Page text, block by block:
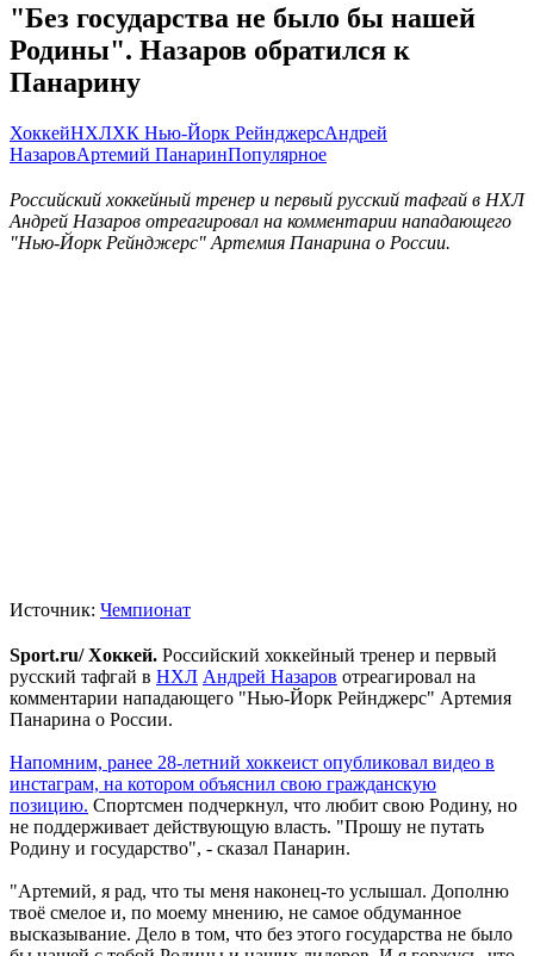
"Без государства не было бы нашей
Родины". Назаров обратился к
Панарину
ХоккейНХЛХК Нью-Йорк РейнджерсАндрей
НазаровАртемий ПанаринПопулярное
Российский хоккейный тренер и первый русский тафгай в НХЛ
Андрей Назаров отреагировал на комментарии нападающего
"Нью-Йорк Рейнджерс" Артемия Панарина о России.
Источник: Чемпионат
Sport.ru/ Хоккей. Российский хоккейный тренер и первый
русский тафгай в НХЛ Андрей Назаров отреагировал на
комментарии нападающего "Нью-Йорк Рейнджерс" Артемия
Панарина о России.
Напомним, ранее 28-летний хоккеист опубликовал видео в
инстаграм, на котором объяснил свою гражданскую
позицию. Спортсмен подчеркнул, что любит свою Родину, но
не поддерживает действующую власть. "Прошу не путать
Родину и государство", - сказал Панарин.
"Артемий, я рад, что ты меня наконец-то услышал. Дополню
твоё смелое и, по моему мнению, не самое обдуманное
высказывание. Дело в том, что без этого государства не было